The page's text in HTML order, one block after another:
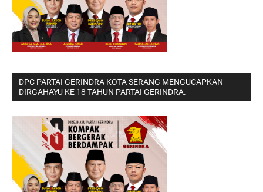
DPC PARTAI GERINDRA KOTA SERANG MENGUCAPKAN
DIRGAHAYU KE 18 TAHUN PARTAI GERINDRA.